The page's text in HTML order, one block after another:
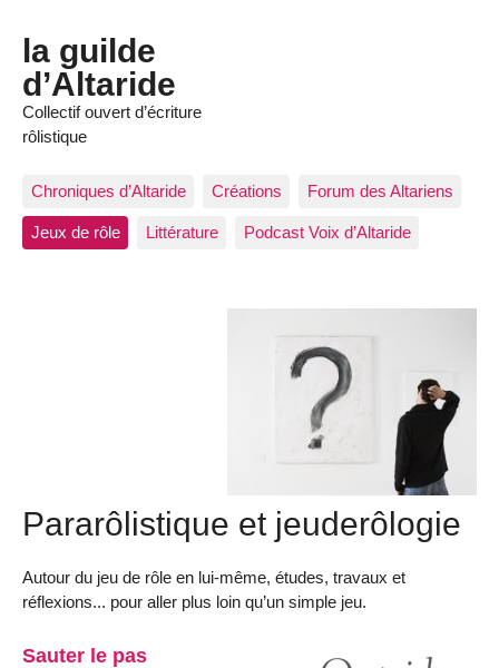
la guilde
d’Altaride
Collectif ouvert d’écriture
rôlistique
Chroniques d’Altaride Créations Forum des Altariens
Jeux de rôle Littérature Podcast Voix d’Altaride
Pararôlistique et jeuderôlogie
Autour du jeu de rôle en lui-même, études, travaux et
réflexions... pour aller plus loin qu’un simple jeu.
Sauter le pas